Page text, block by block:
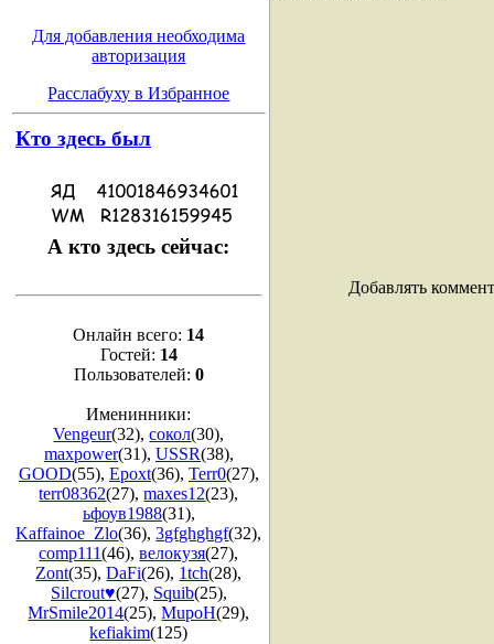
Для добавления необходима
авторизация
Расслабуху в Избранное
Кто здесь был
А кто здесь сейчас:
Онлайн всего: 14
Гостей: 14
Пользователей: 0
Именинники:
Vengeur(32),сокол(30),
maxpower(31), USSR(38),
GOOD(55), Epoxt(36), Terr0(27),
terr08362(27),maxes12(23),
ьфоув1988(31),
Kaffainoe_Zlo(36),3gfghghgf(32),
comp111(46),велокузя(27),
Zont(35),DaFi(26), 1tch(28),
Silcrout♥(27), Squib(25),
MrSmile2014(25),MupoH(29),
kefiakim(125)
Добавлять